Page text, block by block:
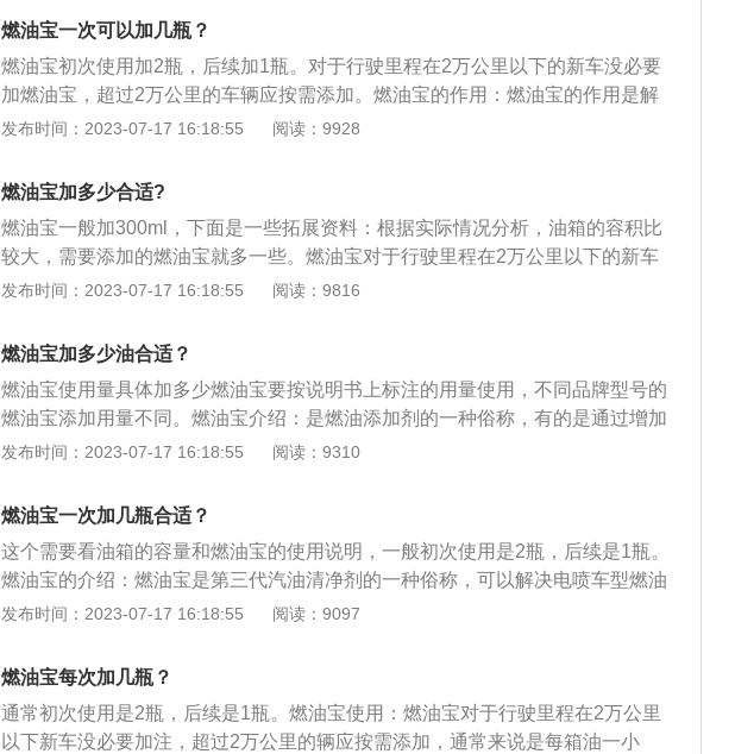
低质产品，甚至假冒产品的重灾区。使用假冒产品不仅不能起到清除积碳、保护
发动机的作用，还很有可能对发动机造成损伤。所以一定要从正规渠道购买，如
实体专卖店，网络旗舰店，正规4S店。燃油宝一般适用于普通家用汽车和长期高
速行驶的货车、柴油等车辆。实际上只要是使用汽油的车辆，都可以使用燃油
宝。不过一般都是在车辆达到一定的使用年限后再添加，新车加燃油宝的作用也
油站前就已经加了燃油清净剂，所以汽车加不加燃油宝就行。
燃油宝一次可以加几瓶？
燃油宝初次使用加2瓶，后续加1瓶。对于行驶里程在2万公里以下的新车没必要
加燃油宝，超过2万公里的车辆应按需添加。燃油宝的作用：燃油宝的作用是解
决电喷车型燃油系统的积碳问题，快速恢复发动机的较佳工况，并且弥补汽油在
引擎、降低排放等。加燃油宝的注意事项：目前市场上常见的家用小型车油箱为
35-45L，中型车55-75L左右，大型车或者豪华车在75-100L左右。而燃油宝的常
用规格为60ML，通常60ML可兑30-60L汽油，因此目前常见的家用汽车一箱油需
要1-2瓶燃油宝，具体添加数目需根据汽车具体情况确定。
发布时间：2023-07-17 16:18:55 阅读：9928
燃油宝加多少合适?
燃油宝一般加300ml，下面是一些拓展资料：根据实际情况分析，油箱的容积比
较大，需要添加的燃油宝就多一些。燃油宝对于行驶里程在2万公里以下的新车
没必要加注，超过2万公里的车辆应按需添加。长期使用燃油宝对发动机是有害
放也会恶化。燃油宝的作用是：清除汽车积碳；减少发动机的异常磨损；提高雾
化效率；降低汽车尾气的排放；延长汽车引擎的使用寿命；清洁燃油系统。
发布时间：2023-07-17 16:18:55 阅读：9816
燃油宝加多少油合适？
燃油宝使用量具体加多少燃油宝要按说明书上标注的用量使用，不同品牌型号的
燃油宝添加用量不同。燃油宝介绍：是燃油添加剂的一种俗称，有的是通过增加
汽油辛烷值的提升动力性燃油宝，还有通过清洗发动机积碳、清洗油路等清洁型
汽车可以通过添加清洁型燃油宝的方式清除发动机积碳，可以达到一定程度上降
低油耗，维护发动机的目的。燃油宝使用方法：直接倒进去即可。但要注意的
是，一定得在加汽油之前加注燃油宝，因为这样做可以让油箱里面的燃油宝，在
汽油的冲击下充分地混合均匀，能够获得最佳的使用效果。虽说燃油宝的确可以
带来很好的燃油特性，但长时间使用可能会造成不同程度的影响。
发布时间：2023-07-17 16:18:55 阅读：9310
燃油宝一次加几瓶合适？
这个需要看油箱的容量和燃油宝的使用说明，一般初次使用是2瓶，后续是1瓶。
燃油宝的介绍：燃油宝是第三代汽油清净剂的一种俗称，可以解决电喷车型燃油
系统的积碳问题，快速恢复发动机最佳工况，并且可以弥补汽油在某些性质上的
性产品，成本和单瓶价格较高，因此是众多低质产品，甚至假冒产品的重灾区，
使用假冒产品非但不能起到清除积碳，养护发动机的作用，还很可能对发动机造
成损伤，因此一定要从正规渠道购买。
发布时间：2023-07-17 16:18:55 阅读：9097
燃油宝每次加几瓶？
通常初次使用是2瓶，后续是1瓶。燃油宝使用：燃油宝对于行驶里程在2万公里
以下新车没必要加注，超过2万公里的辆应按需添加，通常来说是每箱油一小